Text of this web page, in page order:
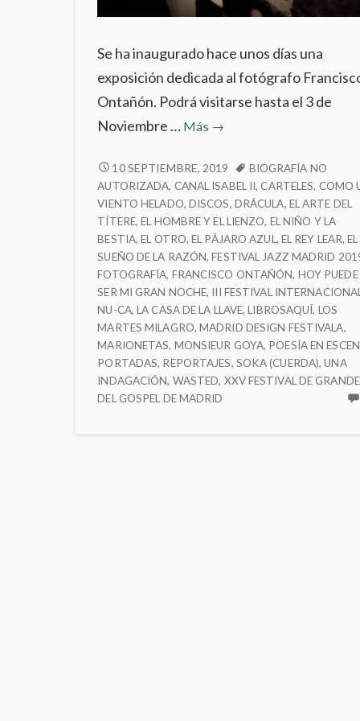
Se ha inaugurado hace unos días una
exposición dedicada al fotógrafo
Ontañón. Podrá visitarse hasta el 3 de
Noviembre … Más
‘Francisco
Oficio
y
Creación’
en
el
Canal
de
Isabel
II
→
‘FRANCISCO
ONTAÑÓN.
OFICIO
Y
CREACIÓN’
EN
EL
CANAL
DE
ISABEL
II
10 SEPTIEMBRE, 2019
BIOGRAFÍA NO
AUTORIZADA, CANAL ISABEL II,CARTELES, COMO
VIENTO HELADO, DISCOS, DRÁCULA, EL ARTE DEL
TÍTERE,EL HOMBRE Y EL LIENZO, EL NIÑO Y LA
BESTIA,EL OTRO,EL PÁJARO AZUL, EL REY LEAR,EL
SUEÑO DE LA RAZÓN,FESTIVAL JAZZ MADRID
FOTOGRAFÍA, FRANCISCO ONTAÑÓN, HOY PUEDE
SER MI GRAN NOCHE, III FESTIVAL
NU-CA,LA CASA DE LA LLAVE,LIBROSAQUÍ, LOS
MARTES MILAGRO,MADRID DESIGN FESTIVALA,
MARIONETAS, MONSIEUR GOYA, POESÍA EN
PORTADAS, REPORTAJES, SOKA (CUERDA),UNA
INDAGACIÓN, WASTED, XXV FESTIVAL DE
DEL GOSPEL DE MADRID